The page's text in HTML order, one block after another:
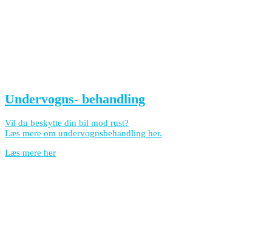
Undervogns- behandling
Vil du beskytte din bil mod rust?
Læs mere om undervognsbehandling her.
Læs mere her